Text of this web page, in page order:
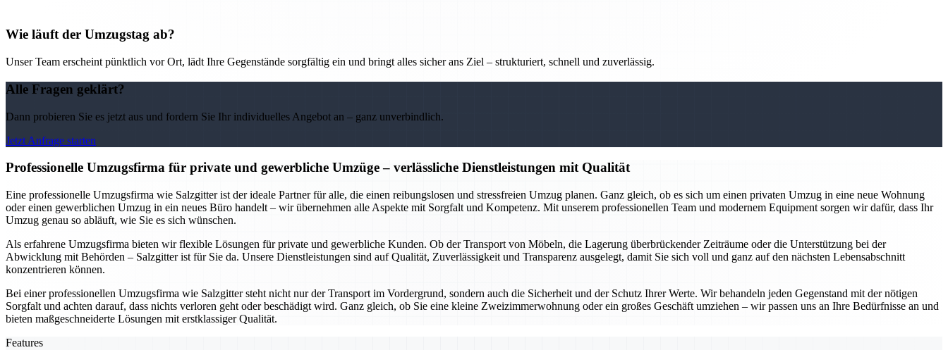
Wie läuft der Umzugstag ab?
Unser Team erscheint pünktlich vor Ort, lädt Ihre Gegenstände sorgfältig ein und bringt alles sicher ans Ziel – strukturiert, schnell und zuverlässig.
Alle Fragen geklärt?
Dann probieren Sie es jetzt aus und fordern Sie Ihr individuelles Angebot an – ganz unverbindlich.
Jetzt Anfrage starten
Professionelle Umzugsfirma für private und gewerbliche Umzüge – verlässliche Dienstleistungen mit Qualität
Eine professionelle Umzugsfirma wie Salzgitter ist der ideale Partner für alle, die einen reibungslosen und stressfreien Umzug planen. Ganz gleich, ob es sich um einen privaten Umzug in eine neue Wohnung
oder einen gewerblichen Umzug in ein neues Büro handelt – wir übernehmen alle Aspekte mit Sorgfalt und Kompetenz. Mit unserem professionellen Team und modernem Equipment sorgen wir dafür, dass Ihr
Umzug genau so abläuft, wie Sie es sich wünschen.
Als erfahrene Umzugsfirma bieten wir flexible Lösungen für private und gewerbliche Kunden. Ob der Transport von Möbeln, die Lagerung überbrückender Zeiträume oder die Unterstützung bei der
Abwicklung mit Behörden – Salzgitter ist für Sie da. Unsere Dienstleistungen sind auf Qualität, Zuverlässigkeit und Transparenz ausgelegt, damit Sie sich voll und ganz auf den nächsten Lebensabschnitt
konzentrieren können.
Bei einer professionellen Umzugsfirma wie Salzgitter steht nicht nur der Transport im Vordergrund, sondern auch die Sicherheit und der Schutz Ihrer Werte. Wir behandeln jeden Gegenstand mit der nötigen
Sorgfalt und achten darauf, dass nichts verloren geht oder beschädigt wird. Ganz gleich, ob Sie eine kleine Zweizimmerwohnung oder ein großes Geschäft umziehen – wir passen uns an Ihre Bedürfnisse an und
bieten maßgeschneiderte Lösungen mit erstklassiger Qualität.
Features